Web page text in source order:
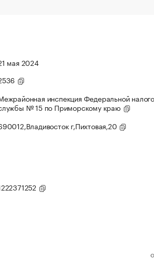
мая 2024
инспекция Федеральной
№ 15 по Приморскому краю
г,Пихтовая,20